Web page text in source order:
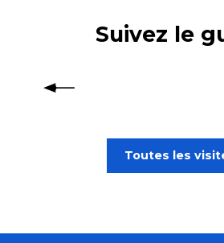
Suivez le
Toutes les